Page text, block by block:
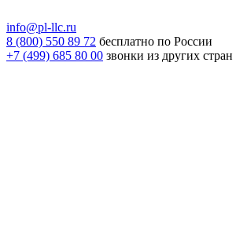
info@pl-llc.ru
8 (800) 550 89 72 бесплатно по России
+7 (499) 685 80 00 звонки из других стран